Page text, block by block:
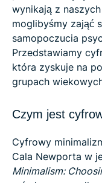
wynikają z
moglibyśmy zająć
samopoczucia
Przedstawiamy
która zyskuje na
grupach
Czym jest
Cyfrowy
Cala Newporta w
Minimalism: